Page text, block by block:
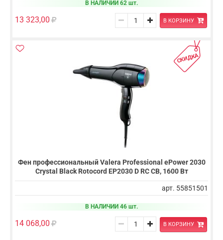
В НАЛИЧИИ 62 шт.
13 323,00 В КОРЗИНУ
СКИДКА
Фен профессиональный Valera Professional ePower 2030
Crystal Black Rotocord EP2030 D RC CB, 1600 Вт
арт. 55851501
В НАЛИЧИИ 46 шт.
14 068,00 В КОРЗИНУ